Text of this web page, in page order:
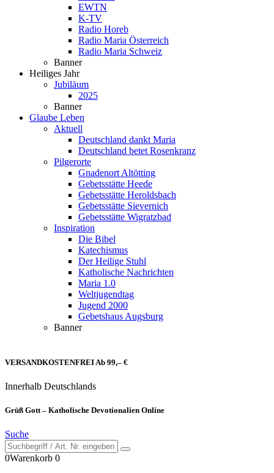
EWTN
K-TV
Radio Horeb
Radio Maria Österreich
Radio Maria Schweiz
Banner
Heiliges Jahr
Jubiläum
2025
Banner
Glaube Leben
Aktuell
Deutschland dankt Maria
Deutschland betet Rosenkranz
Pilgerorte
Gnadenort Altötting
Gebetsstätte Heede
Gebetsstätte Heroldsbach
Gebetsstätte Sievernich
Gebetsstätte Wigratzbad
Inspiration
Die Bibel
Katechismus
Der Heilige Stuhl
Katholische Nachrichten
Maria 1.0
Weltjugendtag
Jugend 2000
Gebetshaus Augsburg
Banner
VERSANDKOSTENFREI Ab 99,– €
Innerhalb Deutschlands
Grüß Gott – Katholische Devotionalien Online
Suche
0Warenkorb 0